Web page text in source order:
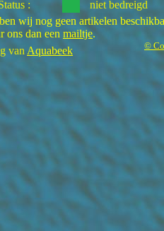
:
niet bedreigd
wij nog geen artikelen
ons dan een mailtje.
van Aquabeek ©